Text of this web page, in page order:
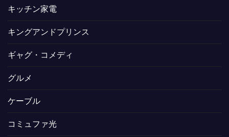
キッチン家電
キングアンドプリンス
ギャグ・コメディ
グルメ
ケーブル
コミュファ光